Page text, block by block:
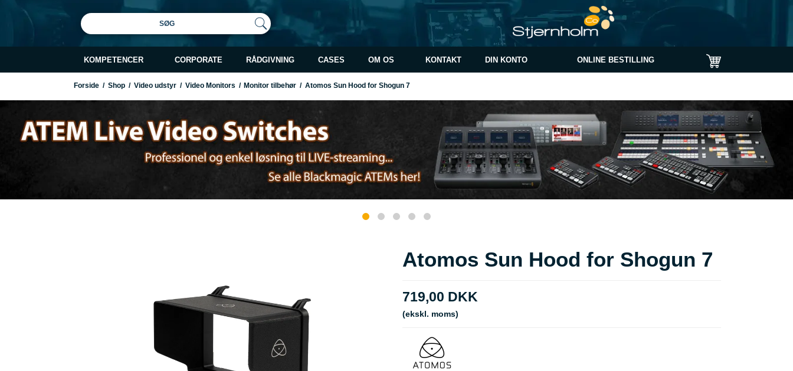
SØG
KOMPETENCER CORPORATE RÅDGIVNING CASES OM OS KONTAKT DIN KONTO ONLINE BESTILLING
Forside / Shop / Video udstyr / Video Monitors / Monitor tilbehør / Atomos Sun Hood for Shogun 7
Atomos Sun Hood for Shogun 7
719,00 DKK
(ekskl. moms)